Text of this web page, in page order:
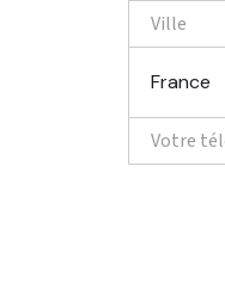
France